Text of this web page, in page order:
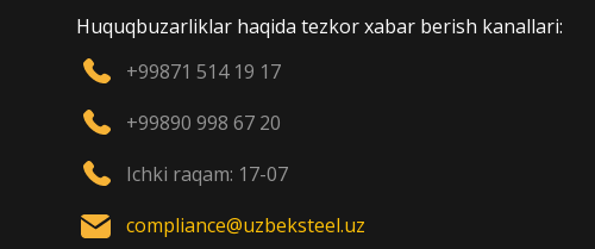
Huquqbuzarliklar haqida tezkor xabar berish kanallari:
+99871 514 19 17
+99890 998 67 20
Ichki raqam: 17-07
compliance@uzbeksteel.uz